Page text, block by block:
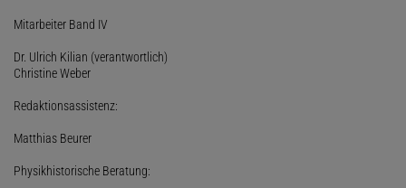
Mitarbeiter Band IV
Dr. Ulrich Kilian (verantwortlich)
Christine Weber
Redaktionsassistenz:
Matthias Beurer
Physikhistorische Beratung: